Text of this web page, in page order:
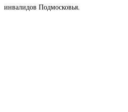
инвалидов Подмосковья.